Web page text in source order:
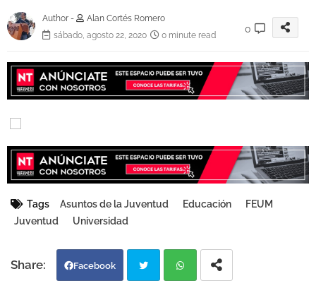
Author -
Alan Cortés Romero
sábado, agosto 22, 2020
0 minute read
0
Tags Asuntos de la Juventud Educación
FEUM
Juventud
Universidad
Facebook